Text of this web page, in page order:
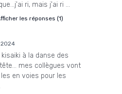
ri, mais j'ai ri ...
les réponses (1)
2024
à la danse des
mes collègues vont
en voies pour les